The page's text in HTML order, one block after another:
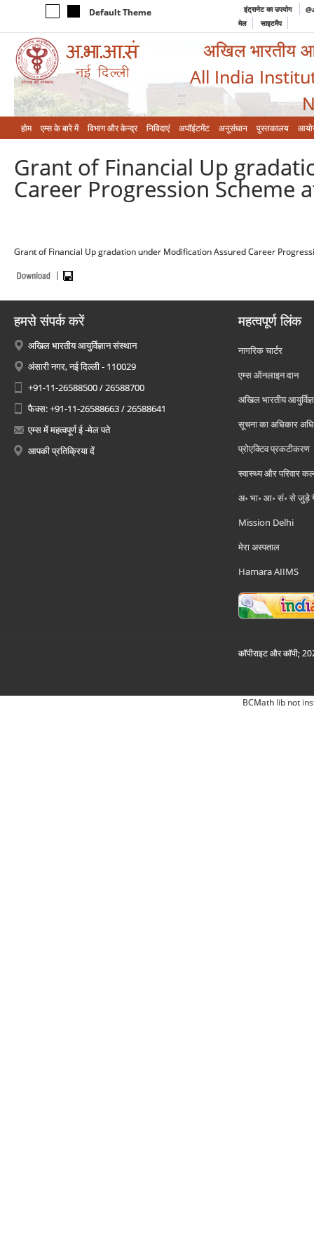
Default Theme इंट्रानेट का उपयोग
मेल
साइटमैप
अखिल भारतीय
All India
होम एम्‍स के बारे में विभाग और केन्‍द्र निविदाएं अपॉइंटमेंट अनुसंधान पुस्तकालय
Grant of Financial Up
Career Progression Scheme
Grant of Financial Up gradation under Modification Assured Career
हमसे संपर्क करें
अखिल भारतीय आयुर्विज्ञान संस्थान
अंसारी नगर, नई दिल्ली - 110029
+91-11-26588500 / 26588700
फैक्स: +91-11-26588663 / 26588641
एम्स में महत्वपूर्ण ई -मेल पते
आपकी प्रतिक्रिया दें
महत्वपूर्ण लिंक
नागरिक चार्टर
एम्स ऑनलाइन दान
अखिल भारतीय
सूचना का अधिकार
प्रोएक्टिव प्रकटीकरण
स्वास्थ्य और परिवार
अ॰ भा॰ आ॰ सं॰ से जुड़े
Mission Delhi
मेरा अस्पताल
Hamara AIIMS
कॉपीराइट और कॉपी;
BCMath lib not